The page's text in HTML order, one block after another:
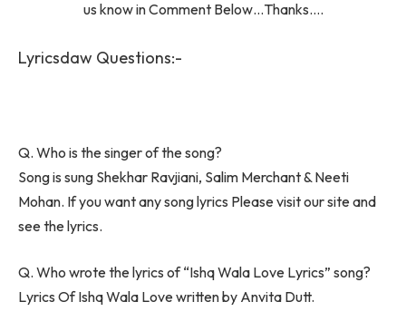
us know in Comment Below…Thanks….
Lyricsdaw Questions:-
Q. Who is the singer of the song?
Song is sung Shekhar Ravjiani, Salim Merchant & Neeti
Mohan. If you want any song lyrics Please visit our site and
see the lyrics.
Q. Who wrote the lyrics of “Ishq Wala Love Lyrics” song?
Lyrics Of Ishq Wala Love written by Anvita Dutt.